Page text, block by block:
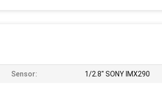
Sensor: 1/2.8" SONY IMX290